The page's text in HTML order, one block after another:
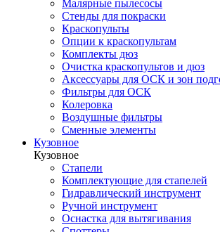
Малярные пылесосы
Стенды для покраски
Краскопульты
Опции к краскопультам
Комплекты дюз
Очистка краскопультов и дюз
Аксессуары для ОСК и зон
Фильтры для ОСК
Колеровка
Воздушные фильтры
Сменные элементы
Кузовное
Кузовное
Стапели
Комплектующие для стапелей
Гидравлический инструмент
Ручной инструмент
Оснастка для вытягивания